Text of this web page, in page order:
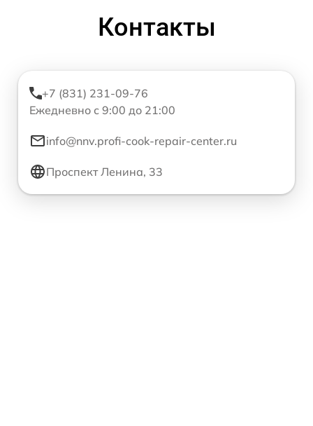
Контакты
+7 (831) 231-09-76
Ежедневно с 9:00 до 21:00
info@nnv.profi-cook-repair-center.ru
Проспект Ленина, 33